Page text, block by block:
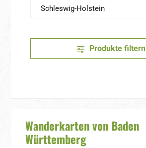
Schleswig-Holstein
Produkte filtern
Wanderkarten von Baden
Württemberg